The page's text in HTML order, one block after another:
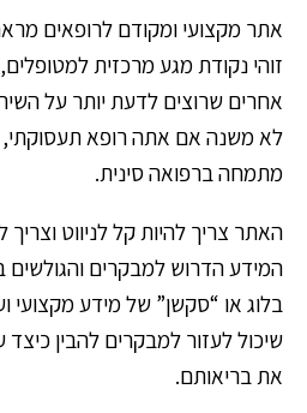
אתר מקצועי ומקודם לרופאים
זוהי נקודת מגע מרכזית
אחרים שרוצים לדעת יותר על
לא משנה אם אתה רופא תעסוקתי,
מתמחה ברפואה סינית.
האתר צריך להיות קל לניווט
המידע הדרוש למבקרים והגולשים
בלוג או “סקשן” של מידע מקצועי
שיכול לעזור למבקרים להבין
את בריאותם.